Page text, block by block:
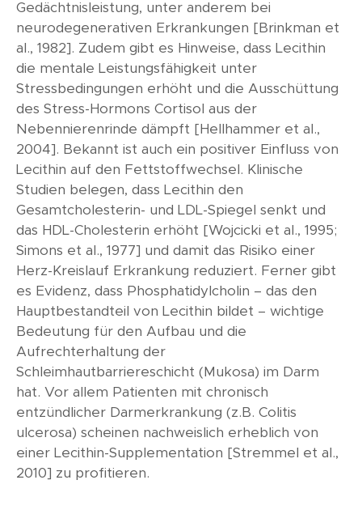
Gedächtnisleistung, unter anderem bei
neurodegenerativen Erkrankungen [Brinkman et
al., 1982]. Zudem gibt es Hinweise, dass Lecithin
die mentale Leistungsfähigkeit unter
Stressbedingungen erhöht und die Ausschüttung
des Stress-Hormons Cortisol aus der
Nebennierenrinde dämpft [Hellhammer et al.,
2004]. Bekannt ist auch ein positiver Einfluss von
Lecithin auf den Fettstoffwechsel. Klinische
Studien belegen, dass Lecithin den
Gesamtcholesterin- und LDL-Spiegel senkt und
das HDL-Cholesterin erhöht [Wojcicki et al., 1995;
Simons et al., 1977] und damit das Risiko einer
Herz-Kreislauf Erkrankung reduziert. Ferner gibt
es Evidenz, dass Phosphatidylcholin – das den
Hauptbestandteil von Lecithin bildet – wichtige
Bedeutung für den Aufbau und die
Aufrechterhaltung der
Schleimhautbarriereschicht (Mukosa) im Darm
hat. Vor allem Patienten mit chronisch
entzündlicher Darmerkrankung (z.B. Colitis
ulcerosa) scheinen nachweislich erheblich von
einer Lecithin-Supplementation [Stremmel et al.,
2010] zu profitieren.